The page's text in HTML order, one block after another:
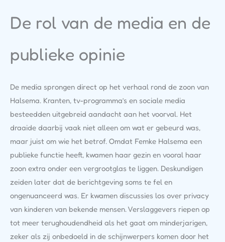
De rol van de media en de
publieke opinie
De media sprongen direct op het verhaal rond de zoon van
Halsema. Kranten, tv-programma’s en sociale media
besteedden uitgebreid aandacht aan het voorval. Het
draaide daarbij vaak niet alleen om wat er gebeurd was,
maar juist om wie het betrof. Omdat Femke Halsema een
publieke functie heeft, kwamen haar gezin en vooral haar
zoon extra onder een vergrootglas te liggen. Deskundigen
zeiden later dat de berichtgeving soms te fel en
ongenuanceerd was. Er kwamen discussies los over privacy
van kinderen van bekende mensen. Verslaggevers riepen op
tot meer terughoudendheid als het gaat om minderjarigen,
zeker als zij onbedoeld in de schijnwerpers komen door het